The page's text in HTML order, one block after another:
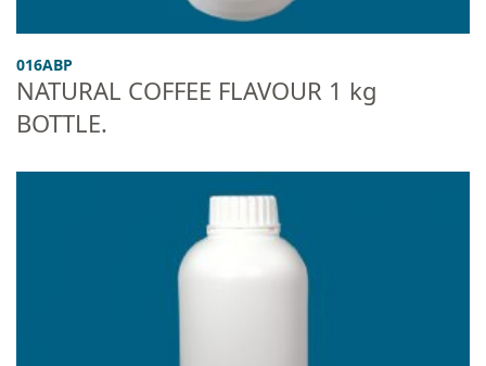
016ABP
NATURAL COFFEE FLAVOUR 1 kg
BOTTLE.